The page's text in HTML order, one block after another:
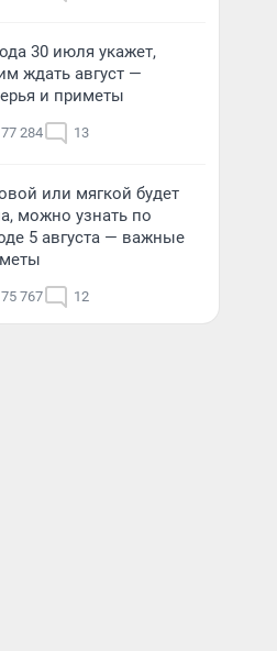
30 июля укажет,
ждать август —
и приметы
77 284 13
или мягкой будет
можно узнать по
5 августа — важные
75 767 12